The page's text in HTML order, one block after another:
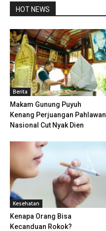
HOT NEWS
Berita
Makam Gunung Puyuh
Kenang Perjuangan Pahlawan
Nasional Cut Nyak Dien
Kesehatan
Kenapa Orang Bisa
Kecanduan Rokok?